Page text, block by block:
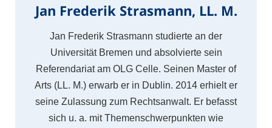
Jan Frederik Strasmann, LL. M.
Jan Frederik Strasmann studierte an der
Universität Bremen und absolvierte sein
Referendariat am OLG Celle. Seinen Master of
Arts (LL. M.) erwarb er in Dublin. 2014 erhielt er
seine Zulassung zum Rechtsanwalt. Er befasst
sich u. a. mit Themenschwerpunkten wie